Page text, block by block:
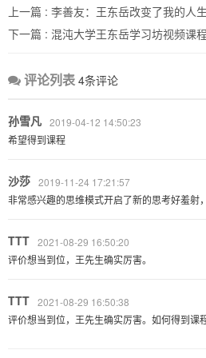
上一篇 : 李善友：王东岳改变了我的人
下一篇 : 混沌大学王东岳学习坊视频课
评论列表 4条评论
孙雪凡 2019-04-12 14:50:23
希望得到课程
沙莎 2019-11-24 17:21:57
非常感兴趣的思维模式开启了新的思考好羞射
TTT 2021-08-29 16:50:20
评价想当到位，王先生确实厉害。
TTT 2021-08-29 16:50:38
评价想当到位，王先生确实厉害。如何得到课